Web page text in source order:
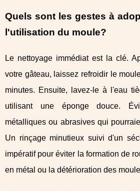
Quels sont les gestes à
l'utilisation du moule?
Le nettoyage immédiat est la clé.
votre gâteau, laissez refroidir le
minutes. Ensuite, lavez-le à l'eau
utilisant une éponge douce.
métalliques ou abrasives qui
Un rinçage minutieux suivi d'un
impératif pour éviter la formation de
en métal ou la détérioration des